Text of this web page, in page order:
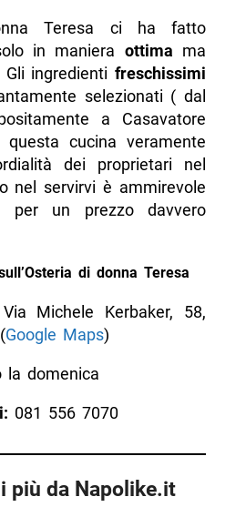
Teresa ci ha fatto
in maniera ottima ma
Gli ingredienti freschissimi
selezionati ( dal
a Casavatore
questa cucina veramente
dei proprietari nel
nel servirvi è ammirevole
un prezzo davvero
di donna Teresa
Via Michele Kerbaker, 58,
Google Maps)
la domenica
081 556 7070
più da Napolike.it